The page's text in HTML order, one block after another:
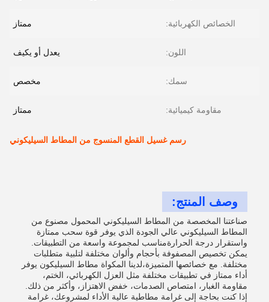
الخصائص الكهربائية: ممتاز
اللون: يعدل أو يكيف
سمك: مخصص
مقاومة كيميائية: ممتاز
رسم غسيل القطع المنسوج من المطاط السيليكوني
وصف المنتج:
صناعتنا المخصصة من المطاط السيليكوني المحمول مصنوع من
المطاط السيليكوني عالي الجودة الذي يوفر قوة سحب ممتازة
واستقرار درجة الحرارةمناسب لمجموعة واسعة من التطبيقات.
يمكن تخصيص المصفوفة بأحجام وألوان مختلفة لتلبية متطلبات
مختلفة. مع خصائصها المتميزة،لدينا المكواة مطاط السيليكون يوفر
أداء ممتاز في تطبيقات مختلفة مثل العزل الكهربائي، الختم،
مقاومة الغبار، امتصاص الصدمات، خفض الاهتزاز، وأكثر من ذلك.
إذا كنت بحاجة إلى غرامة مطاطية عالية الأداء لمشروعك، غرامة